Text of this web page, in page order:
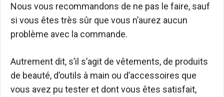
Nous vous recommandons de ne pas le faire, sauf
si vous êtes très sûr que vous n’aurez aucun
problème avec la commande.
Autrement dit, s’il s’agit de vêtements, de produits
de beauté, d’outils à main ou d’accessoires que
vous avez pu tester et dont vous êtes satisfait,